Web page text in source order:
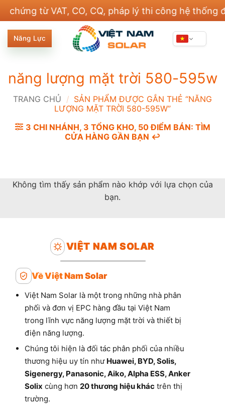
nội
dung
từ VAT, CO, CQ, pháp lý thi công hệ thống
Năng Lực
năng lượng mặt trời 580-595w
TRANG CHỦ / SẢN PHẨM ĐƯỢC GẮN THẺ “NĂNG
LƯỢNG MẶT TRỜI 580-595W”
3 CHI NHÁNH, 3 TỔNG KHO, 50 ĐIỂM BÁN: TÌM
CỬA HÀNG GẦN BẠN ↩️
Không tìm thấy sản phẩm nào khớp với lựa chọn của
bạn.
VIỆT NAM SOLAR
Về Việt Nam Solar
Việt Nam Solar là một trong những nhà phân
phối và đơn vị EPC hàng đầu tại Việt Nam
trong lĩnh vực năng lượng mặt trời và thiết bị
điện năng lượng.
Chúng tôi hiện là đối tác phân phối của nhiều
thương hiệu uy tín như Huawei, BYD, Solis,
Sigenergy, Panasonic, Aiko, Alpha ESS, Anker
Solix cùng hơn 20 thương hiệu khác trên thị
trường.